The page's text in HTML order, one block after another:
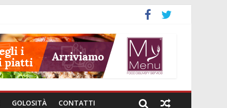
GOLOSITÀ CONTATTI